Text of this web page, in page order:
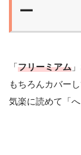
ー
「フリーミアム
もちろんカバー
気楽に読めて「